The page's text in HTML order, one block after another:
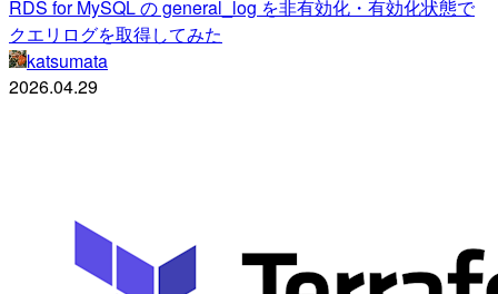
RDS for MySQL の general_log を非有効化・有効化状態で
クエリログを取得してみた
katsumata
2026.04.29